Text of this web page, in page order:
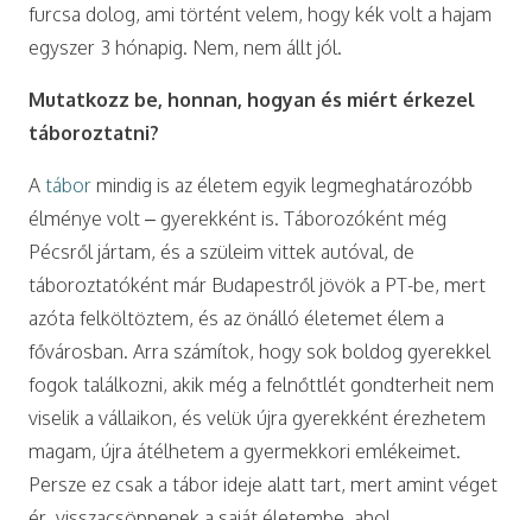
furcsa dolog, ami történt velem, hogy kék volt a hajam
egyszer 3 hónapig. Nem, nem állt jól.
Mutatkozz be, honnan, hogyan és miért érkezel
táboroztatni?
A tábor mindig is az életem egyik legmeghatározóbb
élménye volt – gyerekként is. Táborozóként még
Pécsről jártam, és a szüleim vittek autóval, de
táboroztatóként már Budapestről jövök a PT-be, mert
azóta felköltöztem, és az önálló életemet élem a
fővárosban. Arra számítok, hogy sok boldog gyerekkel
fogok találkozni, akik még a felnőttlét gondterheit nem
viselik a vállaikon, és velük újra gyerekként érezhetem
magam, újra átélhetem a gyermekkori emlékeimet.
Persze ez csak a tábor ideje alatt tart, mert amint véget